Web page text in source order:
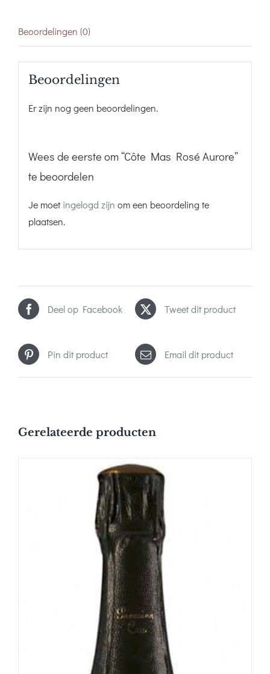
Beoordelingen (0)
Beoordelingen
Er zijn nog geen beoordelingen.
Wees de eerste om “Côte Mas Rosé Aurore”
te beoordelen
Je moetingelogd zijn om een beoordeling te
plaatsen.
Deel op Facebook Tweet dit product
Pin dit product Email dit product
Gerelateerde producten